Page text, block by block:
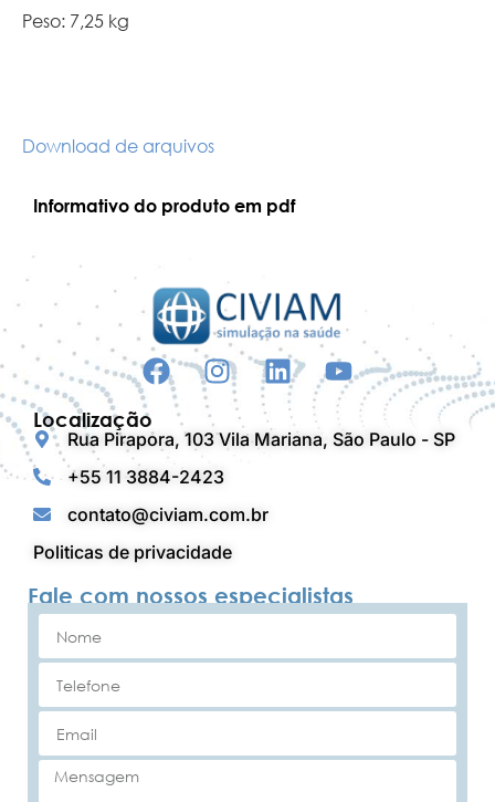
Peso: 7,25 kg
Download de arquivos
Informativo do produto em pdf
Localização
Rua Pirapora, 103 Vila Mariana, São Paulo - SP
+55 11 3884-2423
contato@civiam.com.br
Politicas de privacidade
Fale com nossos especialistas